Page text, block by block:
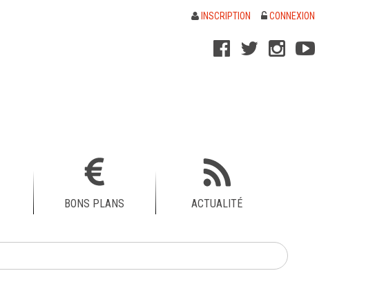
INSCRIPTION CONNEXION
BONS PLANS ACTUALITÉ